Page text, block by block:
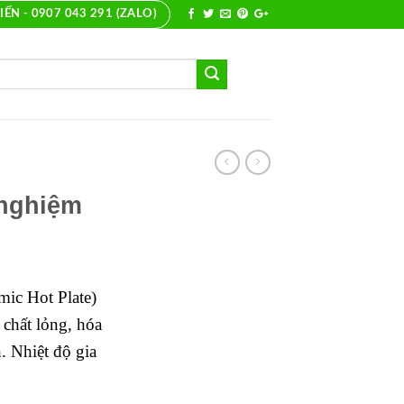
- 0907 043 291 (ZALO)
Hot Plate)
lỏng, hóa
Nhiệt độ gia